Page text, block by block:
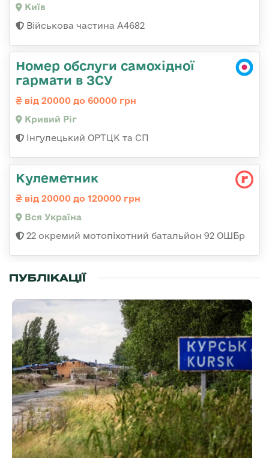
Київ
Військова частина А4682
Номер обслуги самохідної
гармати в ЗСУ
від 20000 до 60000 грн
Кривий Ріг
Інгулецький ОРТЦК та СП
Кулеметник
від 20000 до 120000 грн
Вся Україна
22 окремий мотопіхотний батальйон 92 ОШБр
ПУБЛІКАЦІЇ